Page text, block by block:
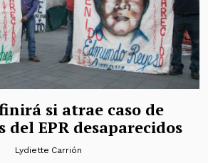
si atrae caso de
EPR desaparecidos
Lydiette Carrión